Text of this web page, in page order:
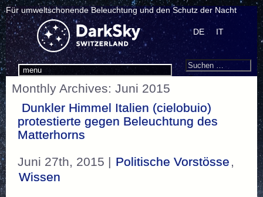
Für umweltschonende Beleuchtung und den Schutz der Nacht
menu
DE IT
Search
Suchen
Monthly Archives: Juni 2015
Dunkler Himmel Italien (cielobuio)
protestierte gegen Beleuchtung des
Matterhorns
Juni 27th, 2015 | Politische Vorstösse ,
Wissen